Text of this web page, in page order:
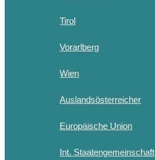
Tirol
Vorarlberg
Wien
Auslandsösterreicher
Europäische Union
Int. Staatengemeinschaft